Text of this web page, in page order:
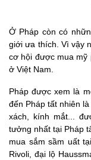
Ở Pháp còn có
giới ưa thích. Vì vậy
cơ hội được mua mỹ
ở Việt Nam.
Pháp được xem là
đến Pháp tất nhiên
xách, kính mắt...
tưởng nhất tại Pháp
mua sắm sầm uất
Rivoli, đại lộ